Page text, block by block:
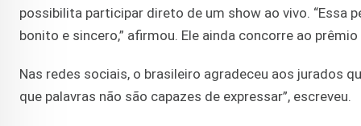
possibilita participar direto de um show ao vivo. “Essa
bonito e sincero,” afirmou. Ele ainda concorre ao
Nas redes sociais, o brasileiro agradeceu aos jurados
que palavras não são capazes de expressar”, escreveu.